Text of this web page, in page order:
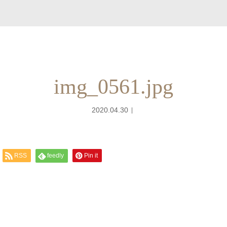
img_0561.jpg
2020.04.30
RSS feedly Pin it